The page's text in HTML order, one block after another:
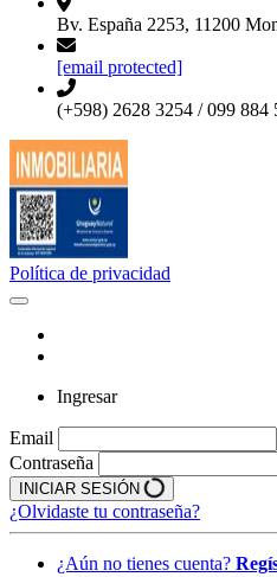
Bv. España 2253, 11200
[email protected]
(+598) 2628 3254 / 099 884
Política de privacidad
Ingresar
Email
Contraseña
INICIAR SESIÓN
¿Olvidaste tu contraseña?
¿Aún no tienes cuenta?